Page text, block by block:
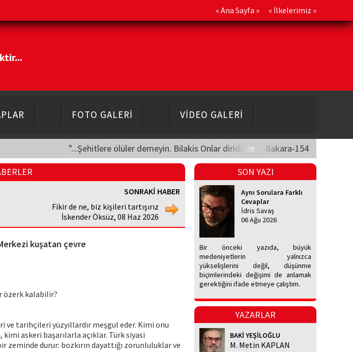
« Ana Sayfa » « İlkelerimiz »
FOTO GALERİ VİDEO GALERİ
"...Şehitlere ölüler demeyin. Bilakis Onlar diridirler..." Bakara-154
SONRAKİ HABER
Fikir de ne, biz kişileri tartışırız
İskender Öksüz, 08 Haz 2026
kuşatan çevre
özerk kalabilir?
ve tarihçileri yüzyıllardır meşgul eder. Kimi onu
askeri başarılarla açıklar. Türk siyasi
zeminde durur: bozkırın dayattığı zorunluluklar ve
SON YAZI
Aynı Sorulara Farklı
Cevaplar
İdris Savaş
06 Ağu 2026
Bir önceki yazıda, büyük
medeniyetlerin yalnızca
yükselişlerini değil, düşünme
biçimlerindeki değişimi de anlamak
gerektiğini ifade etmeye çalıştım.
YAZARLAR
BAKİ YEŞİLOĞLU
M. Metin KAPLAN